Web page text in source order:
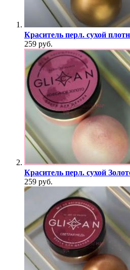
Краситель перл. сухой
259 руб.
Краситель перл. сухой
259 руб.